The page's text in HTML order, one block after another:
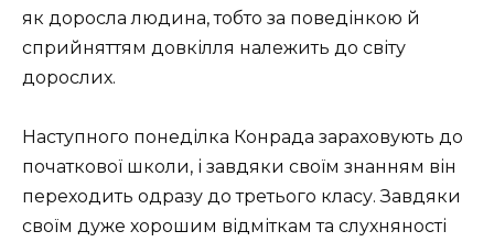
як доросла людина, тобто за поведінкою й
сприйняттям довкілля належить до світу
дорослих.
Наступного понеділка Конрада зараховують до
початкової школи, і завдяки своїм знанням він
переходить одразу до третього класу. Завдяки
своїм дуже хорошим відміткам та слухняності